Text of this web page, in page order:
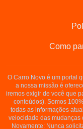
Como
O Carro Novo é um portal
a nossa missão é
iremos exigir de você que
conteúdos). Somos
todas as informações
velocidade das mudanças
Novamente: Nunca